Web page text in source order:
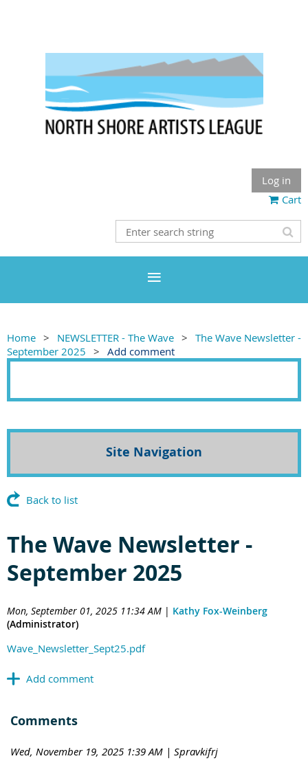
Log in
Cart
Home NEWSLETTER - The Wave
The Wave Newsletter -
September 2025
Add comment
Site Navigation
Back to list
The Wave Newsletter -
September 2025
Mon, September 01, 2025 11:34 AM | Kathy Fox-Weinberg
(Administrator)
Wave_Newsletter_Sept25.pdf
Comments
Wed, November 19, 2025 1:39 AM | Spravkifrj